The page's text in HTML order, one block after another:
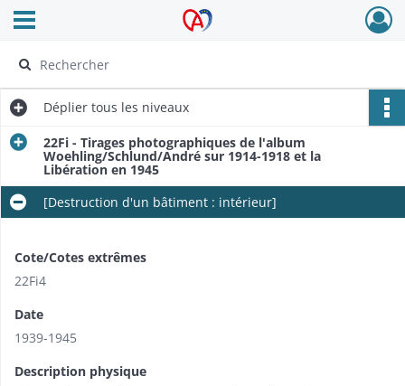
Archives Alsace - Colmar
Ouvrir le menu déroulant
Déplier tous les niveaux
22Fi - Tirages photographiques de l'album
Woehling/Schlund/André sur 1914-1918 et la
Libération en 1945
[Destruction d'un bâtiment : intérieur]
Cote/Cotes extrêmes
22Fi4
Date
1939-1945
Description physique